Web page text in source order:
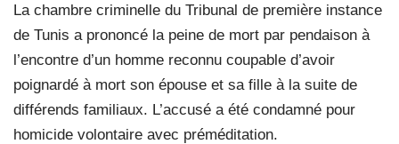
La chambre criminelle du Tribunal de première instance
de Tunis a prononcé la peine de mort par pendaison à
l’encontre d’un homme reconnu coupable d’avoir
poignardé à mort son épouse et sa fille à la suite de
différends familiaux. L’accusé a été condamné pour
homicide volontaire avec préméditation.